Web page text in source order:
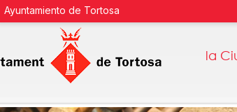
Ayuntamiento de Tortosa
la